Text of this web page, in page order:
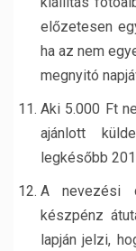
előzetesen
ha az nem
megnyitó
Aki 5.000 Ft
ajánlott
legkésőbb
A nevezési
készpénz
lapján jelzi,